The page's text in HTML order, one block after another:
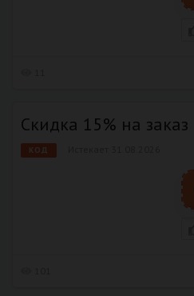
Скидка 15% на заказ
КОД